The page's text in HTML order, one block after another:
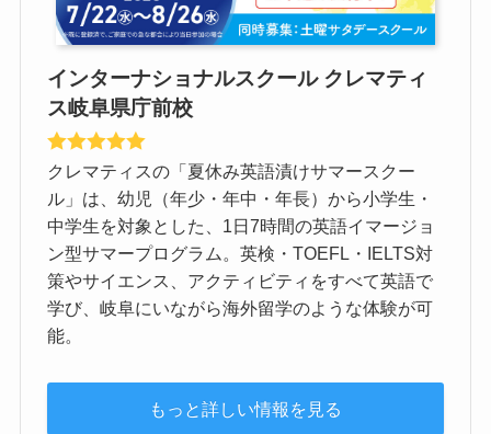
インターナショナルスクール クレマティ
ス岐阜県庁前校
クレマティスの「夏休み英語漬けサマースクー
ル」は、幼児（年少・年中・年長）から小学生・
中学生を対象とした、1日7時間の英語イマージョ
ン型サマープログラム。英検・TOEFL・IELTS対
策やサイエンス、アクティビティをすべて英語で
学び、岐阜にいながら海外留学のような体験が可
能。
もっと詳しい情報を見る